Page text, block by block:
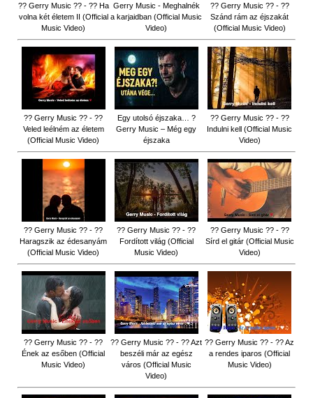
?? Gerry Music ?? - ?? Ha
volna két életem II (Official
Music Video)
Gerry Music - Meghalnék
a karjaidban (Official Music
Video)
?? Gerry Music ?? - ??
Szánd rám az éjszakát
(Official Music Video)
?? Gerry Music ?? - ??
Veled leélném az életem
(Official Music Video)
Egy utolsó éjszaka… ?
Gerry Music – Még egy
éjszaka
?? Gerry Music ?? - ??
Indulni kell (Official Music
Video)
?? Gerry Music ?? - ??
Haragszik az édesanyám
(Official Music Video)
?? Gerry Music ?? - ??
Fordított világ (Official
Music Video)
?? Gerry Music ?? - ??
Sírd el gitár (Official Music
Video)
?? Gerry Music ?? - ??
Ének az esőben (Official
Music Video)
?? Gerry Music ?? - ?? Azt
beszéli már az egész
város (Official Music
Video)
?? Gerry Music ?? - ?? Az
a rendes iparos (Official
Music Video)